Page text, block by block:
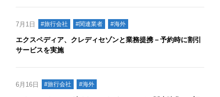
7月1日 #旅行会社 #関連業者 #海外
エクスペディア、クレディセゾンと業務提携－予約時に割引
サービスを実施
6月16日 #旅行会社 #海外